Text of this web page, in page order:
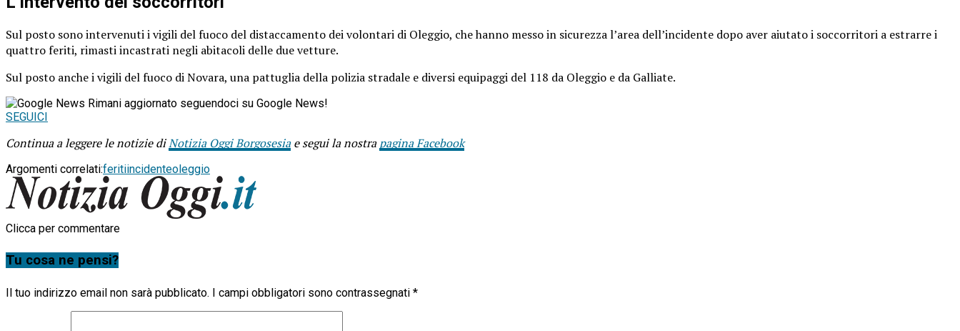
Sul posto sono intervenuti i vigili del fuoco del distaccamento dei volontari di Oleggio, che hanno messo in sicurezza l’area dell’incidente dopo aver aiutato i soccorritori a estrarre i
quattro feriti, rimasti incastrati negli abitacoli delle due vetture.
Sul posto anche i vigili del fuoco di Novara, una pattuglia della polizia stradale e diversi equipaggi del 118 da Oleggio e da Galliate.
Rimani aggiornato seguendoci su Google News!
SEGUICI
Continua a leggere le notizie diNotizia Oggi Borgosesiae segui la nostrapagina Facebook
Argomenti correlati:feritiincidenteoleggio
Clicca per commentare
Tu cosa ne pensi?
Il tuo indirizzo email non sarà pubblicato. I campi obbligatori sono contrassegnati *